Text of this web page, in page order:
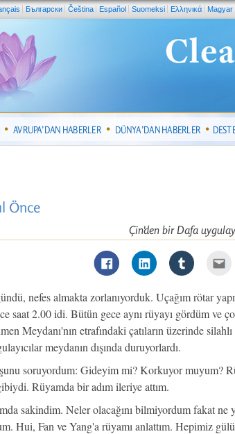
Български Čeština Español Suomeksi Ελληνικά Magyar
AVRUPA’DAN HABERLER DÜNYA’DAN HABERLER
Önce
Çin'den bir Dafa
nefes almakta zorlanıyorduk. Uçağım rötar
saat 2.00 idi. Bütün gece aynı rüyayı gördüm ve
Meydanı'nın etrafındaki çatıların üzerinde
meydanın dışında duruyorlardı.
soruyordum: Gideyim mi? Korkuyor muyum?
Rüyamda bir adım ileriye attım.
sakindim. Neler olacağını bilmiyordum fakat ne
Hui, Fan ve Yang'a rüyamı anlattım. Hepimiz